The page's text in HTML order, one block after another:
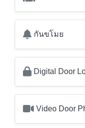
อินเตอร์คอม
ห้องเก็บเสื้อผ้า
กันขโมย